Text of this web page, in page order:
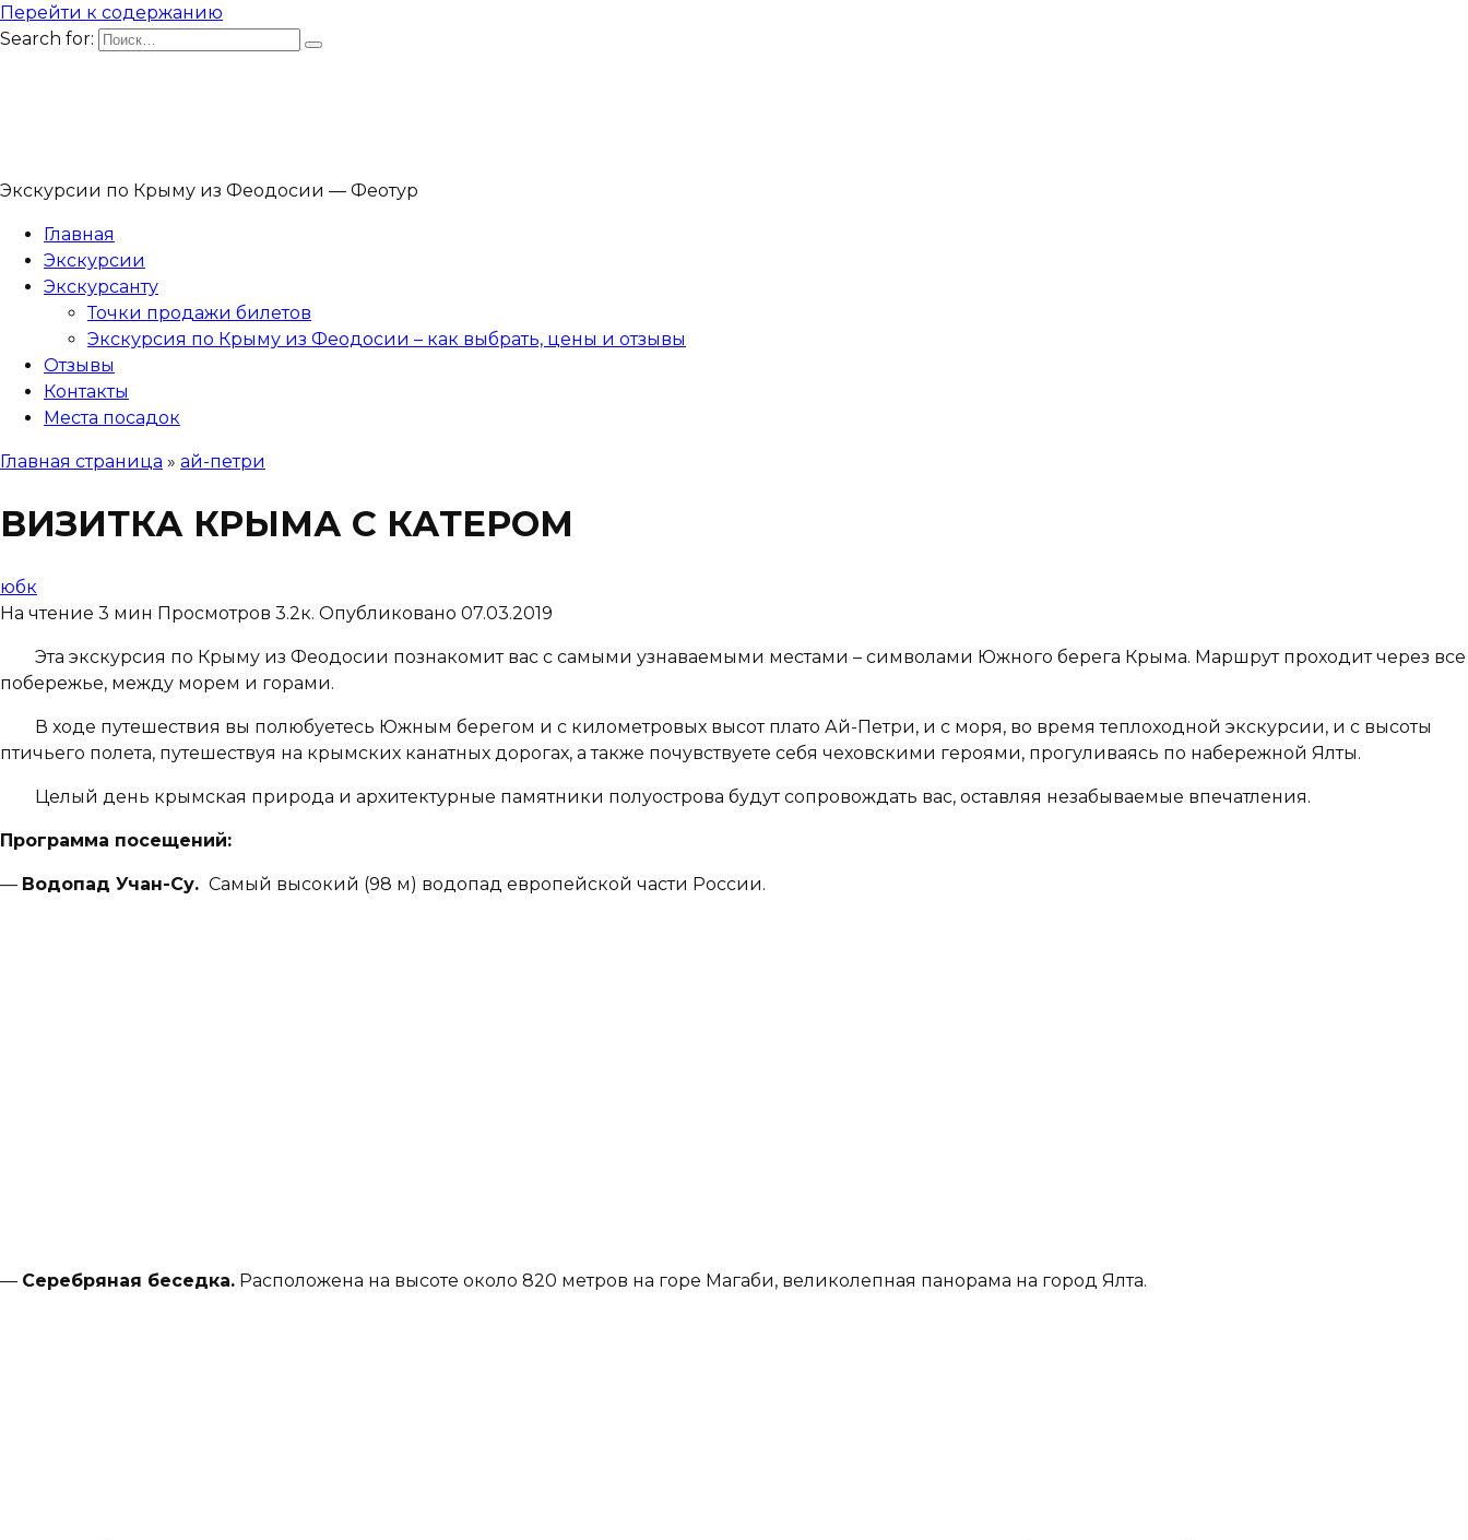
Перейти к содержанию
Search for:
Экскурсии по Крыму из Феодосии — Феотур
Главная
Экскурсии
Экскурсанту
Точки продажи билетов
Экскурсия по Крыму из Феодосии – как выбрать, цены и отзывы
Отзывы
Контакты
Места посадок
Главная страница » ай-петри
ВИЗИТКА КРЫМА С КАТЕРОМ
юбк
На чтение 3 мин Просмотров 3.2к. Опубликовано 07.03.2019
Эта экскурсия по Крыму из Феодосии познакомит вас с самыми узнаваемыми местами – символами Южного берега Крыма. Маршрут проходит через все
побережье, между морем и горами.
В ходе путешествия вы полюбуетесь Южным берегом и с километровых высот плато Ай-Петри, и с моря, во время теплоходной экскурсии, и с высоты
птичьего полета, путешествуя на крымских канатных дорогах, а также почувствуете себя чеховскими героями, прогуливаясь по набережной Ялты.
Целый день крымская природа и архитектурные памятники полуострова будут сопровождать вас, оставляя незабываемые впечатления.
Программа посещений:
— Водопад Учан-Су. Самый высокий (98 м) водопад европейской части России.
— Серебряная беседка. Расположена на высоте около 820 метров на горе Магаби, великолепная панорама на город Ялта.